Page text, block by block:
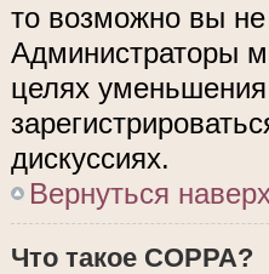
то возможно вы
Администраторы
целях
дискуссиях.
Вернуться
Что такое COPPA?